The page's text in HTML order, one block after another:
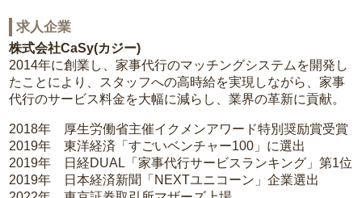
求人企業
株式会社CaSy(カジー)
2014年に創業し、家事代行のマッチングシステムを開発し
たことにより、スタッフへの高時給を実現しながら、家事
代行のサービス料金を大幅に減らし、業界の革新に貢献。
2018年 厚生労働省主催イクメンアワード特別奨励賞受賞
2019年 東洋経済「すごいベンチャー100」に選出
2019年 日経DUAL「家事代行サービスランキング」第1位
2019年 日本経済新聞「NEXTユニコーン」企業選出